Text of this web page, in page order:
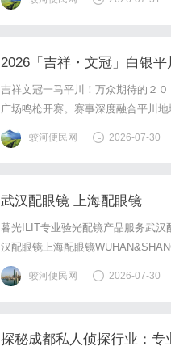
从报表制作等繁琐任务中解放出来
2026「吉祥・文冠」白银
吉祥文冠一马平川！万众期待的２
广场鸣枪开赛。赛事深度融合平川
四海跑友齐聚平川，以脚步丈量城
与激情、活力与人文交融的体育盛
蛟河便民网 2026-07-30
武汉配眼镜 上海配眼镜
暮光ILIT专业验光配镜产品服务武
汉配眼镜上海配眼镜
写字楼眼镜店直营品牌，现于武汉
基础，全场镜片40%-60%优惠，兼
蛟河便民网 2026-07-30
探秘成都私人侦探行业：专